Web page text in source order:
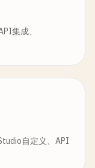
集成、
自定义、API